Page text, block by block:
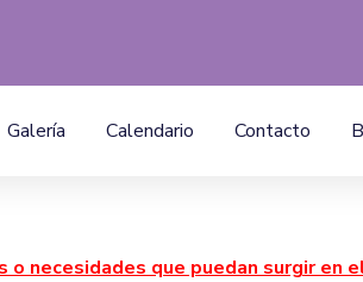
Galería Calendario Contacto
necesidades que puedan surgir en